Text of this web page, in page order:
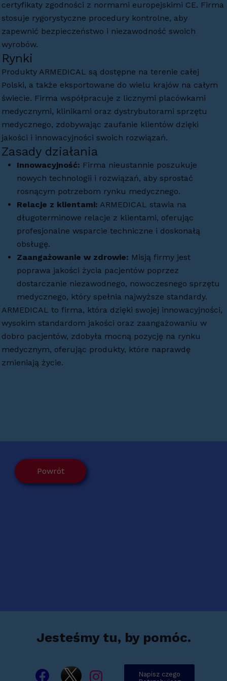
certyfikaty zgodności z normami europejskimi CE. Firma
stosuje rygorystyczne procedury kontrolne, aby
zapewnić bezpieczeństwo i niezawodność swoich
wyrobów.
Rynki
Produkty ARMEDICAL są dostępne na terenie całej
Polski, a także eksportowane do wielu krajów na całym
świecie. Firma współpracuje z licznymi placówkami
medycznymi, klinikami oraz dystrybutorami sprzętu
medycznego, zdobywając zaufanie klientów dzięki
jakości i innowacyjności swoich rozwiązań.
Zasady działania
Innowacyjność: Firma nieustannie poszukuje
nowych technologii i rozwiązań, aby sprostać
rosnącym potrzebom rynku medycznego.
Relacje z klientami: ARMEDICAL stawia na
długoterminowe relacje z klientami, oferując
profesjonalne wsparcie techniczne i doskonałą
obsługę.
Zaangażowanie w zdrowie: Misją firmy jest
poprawa jakości życia pacjentów poprzez
dostarczanie niezawodnego, nowoczesnego sprzętu
medycznego, który spełnia najwyższe standardy.
ARMEDICAL to firma, która dzięki swojej innowacyjności,
wysokim standardom jakości oraz zaangażowaniu w
dobro pacjentów, zdobyła mocną pozycję na rynku
medycznym, oferując produkty, które naprawdę
zmieniają życie.
Powrót
Jesteśmy tu, by pomóc.
Napisz czego